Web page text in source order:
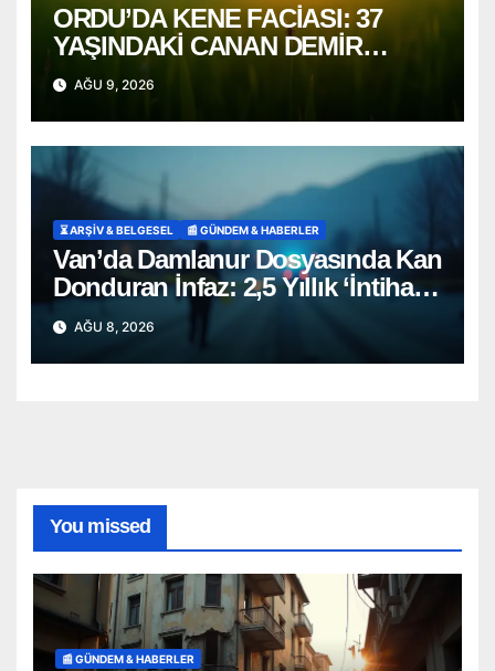
ORDU’DA KENE FACİASI: 37
YAŞINDAKİ CANAN DEMİR
HAYATINI KAYBETTİ
AĞU 9, 2026
⏳ ARŞİV & BELGESEL 📰 GÜNDEM & HABERLER
Van’da Damlanur Dosyasında Kan
Donduran İnfaz: 2,5 Yıllık ‘İntihar’
Senaryosu Çöktü!
AĞU 8, 2026
You missed
📰 GÜNDEM & HABERLER